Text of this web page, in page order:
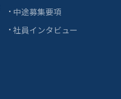
中途募集要項
社員インタビュー